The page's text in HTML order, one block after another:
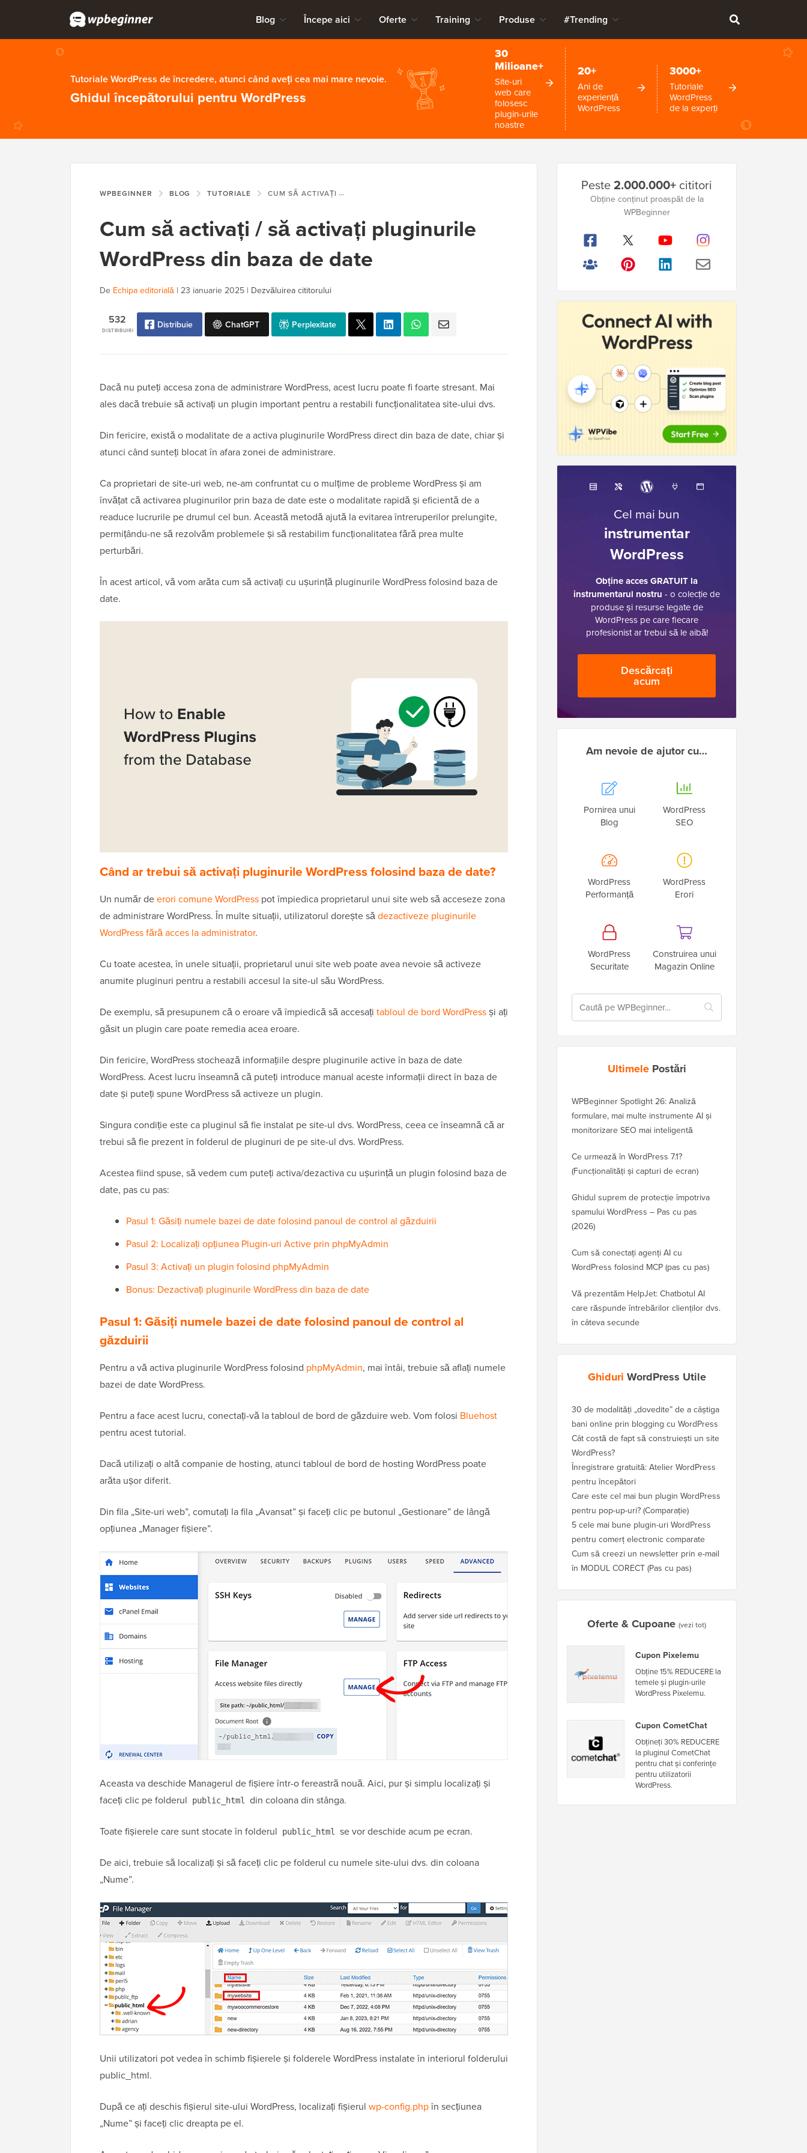
Blog Începe aici Oferte Training Produse #Trending
Tutoriale WordPress de încredere, atunci când aveți cea mai mare nevoie.
Ghidul începătorului pentru WordPress
30
Milioane+
Site-uri
web care
folosesc
plugin-urile
noastre
20+
Ani de
experiență
WordPress
3000+
Tutoriale
WordPress
de la experți
WPBEGINNER BLOG TUTORIALE CUM SĂ ACTIVAȚI / SĂ ACTIVAȚI PLUGINURILE WORDPRESS DIN BAZA DE DATE
Cum să activați / să activați pluginurile
WordPress din baza de date
De Echipa editorială | 23 ianuarie 2025 | Dezvăluirea cititorului
DISTRIBUIRI
532 Distribuie ChatGPT Perplexitate
Dacă nu puteți accesa zona de administrare WordPress, acest lucru poate fi foarte stresant. Mai
ales dacă trebuie să activați un plugin important pentru a restabili funcționalitatea site-ului dvs.
Din fericire, există o modalitate de a activa pluginurile WordPress direct din baza de date, chiar și
atunci când sunteți blocat în afara zonei de administrare.
Ca proprietari de site-uri web, ne-am confruntat cu o mulțime de probleme WordPress și am
învățat că activarea pluginurilor prin baza de date este o modalitate rapidă și eficientă de a
readuce lucrurile pe drumul cel bun. Această metodă ajută la evitarea întreruperilor prelungite,
permițându-ne să rezolvăm problemele și să restabilim funcționalitatea fără prea multe
perturbări.
În acest articol, vă vom arăta cum să activați cu ușurință pluginurile WordPress folosind baza de
date.
Când ar trebui să activați pluginurile WordPress folosind baza de date?
Un număr deerori comune WordPress pot împiedica proprietarul unui site web să acceseze zona
de administrare WordPress. În multe situații, utilizatorul dorește sădezactiveze pluginurile
WordPress fără acces la administrator.
Cu toate acestea, în unele situații, proprietarul unui site web poate avea nevoie să activeze
anumite pluginuri pentru a restabili accesul la site-ul său WordPress.
De exemplu, să presupunem că o eroare vă împiedică să accesați tabloul de bord WordPressși ați
găsit un plugin care poate remedia acea eroare.
Din fericire, WordPress stochează informațiile despre pluginurile active în baza de date
WordPress. Acest lucru înseamnă că puteți introduce manual aceste informații direct în baza de
date și puteți spune WordPress să activeze un plugin.
Singura condiție este ca pluginul să fie instalat pe site-ul dvs. WordPress, ceea ce înseamnă că ar
trebui să fie prezent în folderul de pluginuri de pe site-ul dvs. WordPress.
Acestea fiind spuse, să vedem cum puteți activa/dezactiva cu ușurință un plugin folosind baza de
date, pas cu pas:
Pasul 1: Găsiți numele bazei de date folosind panoul de control al găzduirii
Pasul 2: Localizați opțiunea Plugin-uri Active prin phpMyAdmin
Pasul 3: Activați un plugin folosind phpMyAdmin
Bonus: Dezactivați pluginurile WordPress din baza de date
Pasul 1: Găsiți numele bazei de date folosind panoul de control al
găzduirii
Pentru a vă activa pluginurile WordPress folosind phpMyAdmin, mai întâi, trebuie să aflați numele
bazei de date WordPress.
Pentru a face acest lucru, conectați-vă la tabloul de bord de găzduire web. Vom folosi Bluehost
pentru acest tutorial.
Dacă utilizați o altă companie de hosting, atunci tabloul de bord de hosting WordPress poate
arăta ușor diferit.
Din fila „Site-uri web”, comutați la fila „Avansat” și faceți clic pe butonul „Gestionare” de lângă
opțiunea „Manager fișiere”.
Aceasta va deschide Managerul de fișiere într-o fereastră nouă. Aici, pur și simplu localizați și
faceți clic pe folderul
public_html din coloana din stânga.
Toate fișierele care sunt stocate în folderul public_html se vor deschide acum pe ecran.
De aici, trebuie să localizați și să faceți clic pe folderul cu numele site-ului dvs. din coloana
„Nume”.
Unii utilizatori pot vedea în schimb fișierele și folderele WordPress instalate în interiorul folderului
public_html.
După ce ați deschis fișierul site-ului WordPress, localizați fișierul wp-config.phpîn secțiunea
„Nume” și faceți clic dreapta pe el.
laterală
Peste2.000.000+ cititori
Obține conținut proaspăt de la
WPBeginner
Cel mai bun
instrumentar
WordPress
Obține acces GRATUIT la
instrumentarul nostru - o colecție de
produse și resurse legate de
WordPress pe care fiecare
profesionist ar trebui să le aibă!
Descărcați
acum
Am nevoie de ajutor cu…
Pornirea unui
Blog
WordPress
SEO
WordPress
Performanță
WordPress
Erori
WordPress
Securitate
Construirea unui
Magazin Online
UltimelePostări
WPBeginner Spotlight 26: Analiză
formulare, mai multe instrumente AI și
monitorizare SEO mai inteligentă
Ce urmează în WordPress 7.1?
(Funcționalități și capturi de ecran)
Ghidul suprem de protecție împotriva
spamului WordPress – Pas cu pas
(2026)
Cum să conectați agenți AI cu
WordPress folosind MCP (pas cu pas)
Vă prezentăm HelpJet: Chatbotul AI
care răspunde întrebărilor clienților dvs.
în câteva secunde
Ghiduri WordPress Utile
30 de modalități „dovedite” de a câștiga
bani online prin blogging cu WordPress
Cât costă de fapt să construiești un site
WordPress?
Înregistrare gratuită: Atelier WordPress
pentru începători
Care este cel mai bun plugin WordPress
pentru pop-up-uri? (Comparație)
5 cele mai bune plugin-uri WordPress
pentru comerț electronic comparate
Cum să creezi un newsletter prin e-mail
în MODUL CORECT (Pas cu pas)
Oferte & Cupoane (vezi tot)
Cupon Pixelemu
Obține 15% REDUCERE la
temele și plugin-urile
WordPress Pixelemu.
Cupon CometChat
Obțineți 30% REDUCERE
la pluginul CometChat
pentru chat și conferințe
pentru utilizatorii
WordPress.